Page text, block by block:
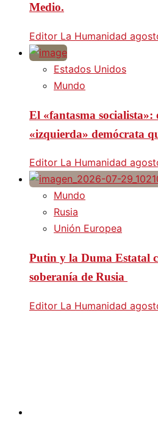
Medio.
Editor La Humanidad
Estados Unidos
Mundo
El «fantasma socialista»:
«izquierda» demócrata
Editor La Humanidad
Mundo
Rusia
Unión Europea
Putin y la Duma Estatal
soberanía de Rusia
Editor La Humanidad